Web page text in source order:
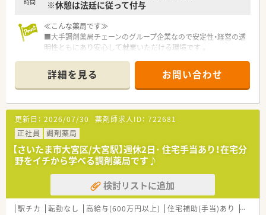
※休憩は法廷に従って付与
≪こんな薬局です≫
■大手調剤薬局チェーンのグループ企業なので安定性・経営の透
明性ともにあり安心して就業いただける環境です 。
と、他の薬局と比較して自宅近くでの配属が可能です。
■クリニック門前を中心に展開し、個人宅だけではなく施設から
の在宅を積極的に応需しています。病院門前は板橋区・神奈川に
2店舗程。
■店舗をドミナント展開することにより1店舗あたりの在宅件数
が減少。在宅にかかるロスを最小化し、店舗対応の薬剤師の負担
を減らしています。
≪在宅医療に力を入れております≫
■在宅に力を入れており、実績は全国でトップクラス！
①重症患者の受入れ②末期を含めた緩和ケアといった、これか
らの医療の目指す姿である質の高い在宅医療を提供しておりま
す。
ガン終末期をカバーする麻薬を取り扱っており、どんながん患
詳細を見る お問い合わせ
更新日： 2026/07/30 薬剤師求人ID： 722681
正社員
調剤薬局
【さいたま市大宮区/大宮駅】週休2日･ 住宅手当あり！在宅分
野をイチから学べる調剤薬局です♪
検討リストに追加
駅チカ 転勤なし 高給与(600万円以上) 住宅補助(手当)あり 認定